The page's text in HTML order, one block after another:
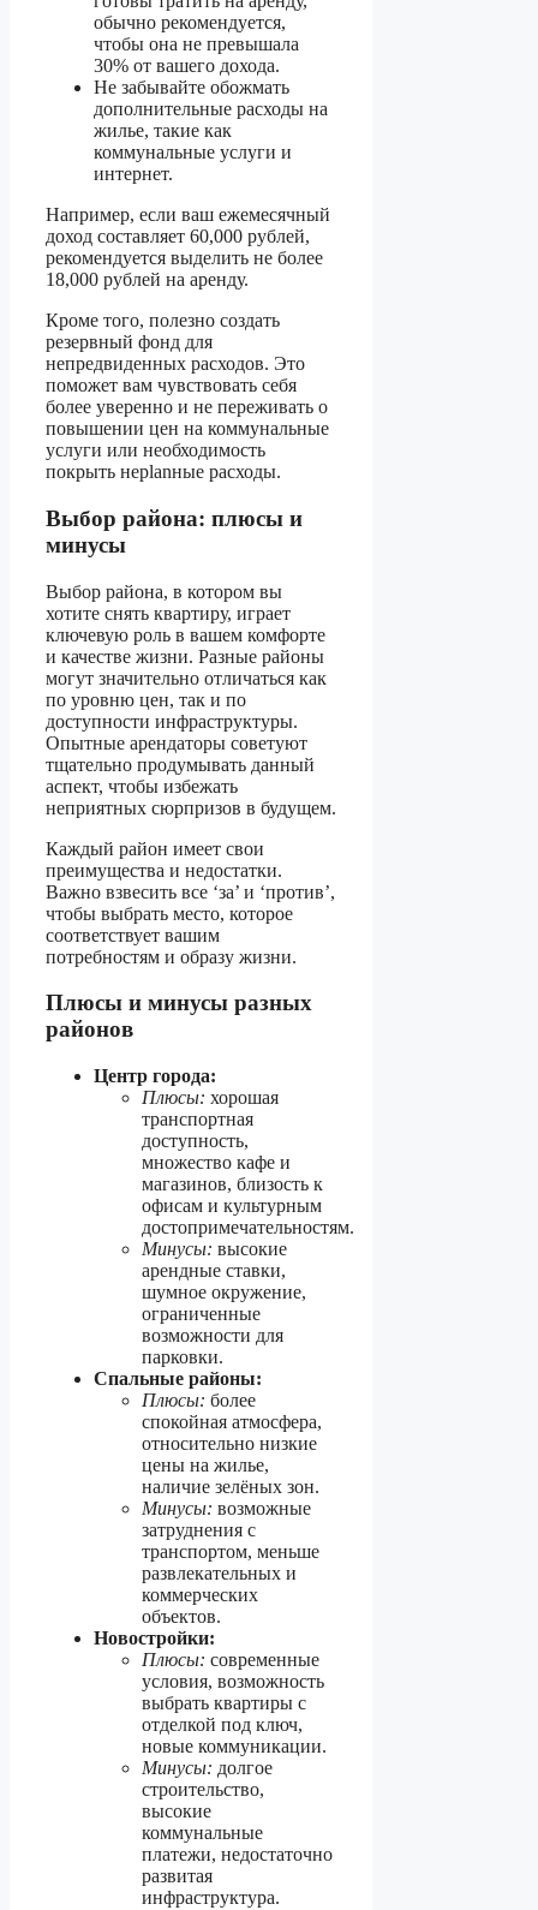
обычно рекомендуется,
чтобы она не превышала
30% от вашего дохода.
Не забывайте обожмать
дополнительные расходы на
жилье, такие как
коммунальные услуги и
интернет.
Например, если ваш ежемесячный
доход составляет 60,000 рублей,
рекомендуется выделить не более
18,000 рублей на аренду.
Кроме того, полезно создать
резервный фонд для
непредвиденных расходов. Это
поможет вам чувствовать себя
более уверенно и не переживать о
повышении цен на коммунальные
услуги или необходимость
покрыть неplanные расходы.
Выбор района: плюсы и
минусы
Выбор района, в котором вы
хотите снять квартиру, играет
ключевую роль в вашем комфорте
и качестве жизни. Разные районы
могут значительно отличаться как
по уровню цен, так и по
доступности инфраструктуры.
Опытные арендаторы советуют
тщательно продумывать данный
аспект, чтобы избежать
неприятных сюрпризов в будущем.
Каждый район имеет свои
преимущества и недостатки.
Важно взвесить все ‘за’ и ‘против’,
чтобы выбрать место, которое
соответствует вашим
потребностям и образу жизни.
Плюсы и минусы разных
районов
Центр города:
Плюсы: хорошая
транспортная
доступность,
множество кафе и
магазинов, близость к
офисам и культурным
достопримечательностям.
Минусы: высокие
арендные ставки,
шумное окружение,
ограниченные
возможности для
парковки.
Спальные районы:
Плюсы: более
спокойная атмосфера,
относительно низкие
цены на жилье,
наличие зелёных зон.
Минусы: возможные
затруднения с
транспортом, меньше
развлекательных и
коммерческих
объектов.
Новостройки:
Плюсы: современные
условия, возможность
выбрать квартиры с
отделкой под ключ,
новые коммуникации.
Минусы: долгое
строительство,
высокие
коммунальные
платежи, недостаточно
развитая
инфраструктура.